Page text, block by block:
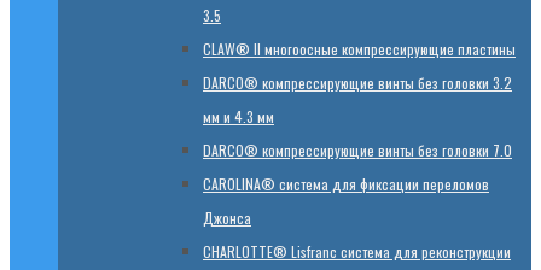
3.5
CLAW® II многоосные компрессирующие пластины
DARCO® компрессирующие винты без головки 3.2
мм и 4.3 мм
DARCO® компрессирующие винты без головки 7.0
CAROLINA® система для фиксации переломов
Джонса
CHARLOTTE® Lisfranc система для реконструкции